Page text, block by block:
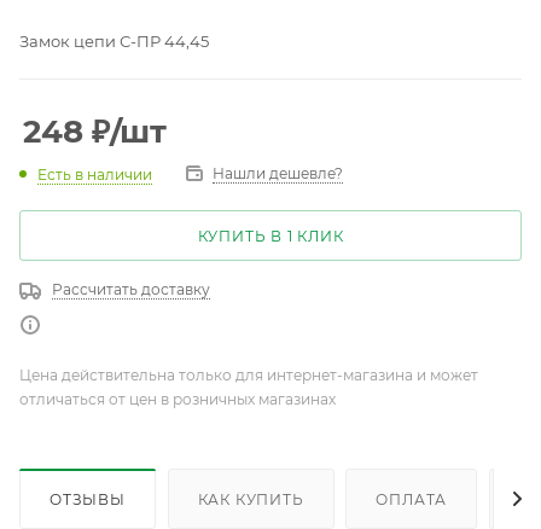
Замок цепи С-ПР 44,45
248 ₽/шт
Есть в наличии Нашли дешевле?
КУПИТЬ В 1 КЛИК
Рассчитать доставку
Цена действительна только для интернет-магазина и может
отличаться от цен в розничных магазинах
ОТЗЫВЫ КАК КУПИТЬ ОПЛАТА